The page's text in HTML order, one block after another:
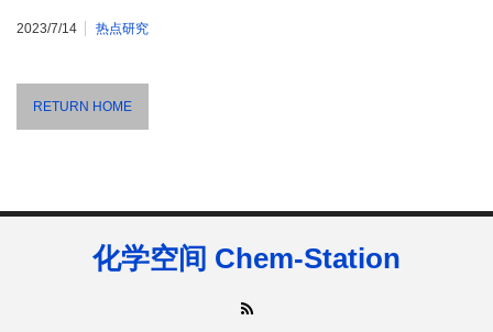
2023/7/14 热点研究
RETURN HOME
化学空间 Chem-Station